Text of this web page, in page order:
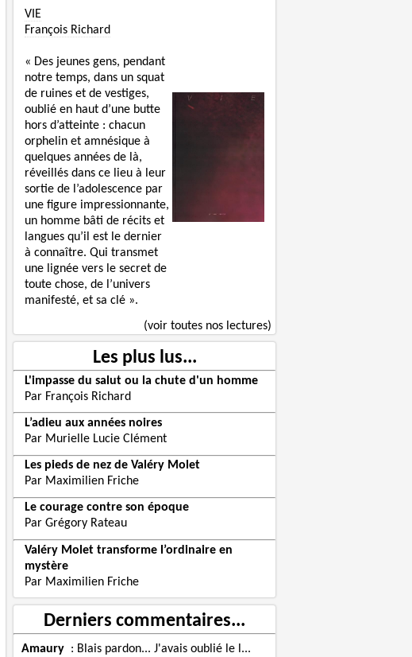
VIE
François Richard
« Des jeunes gens, pendant
notre temps, dans un squat
de ruines et de vestiges,
oublié en haut d’une butte
hors d’atteinte : chacun
orphelin et amnésique à
quelques années de là,
réveillés dans ce lieu à leur
sortie de l’adolescence par
une figure impressionnante,
un homme bâti de récits et
langues qu’il est le dernier
à connaître. Qui transmet
une lignée vers le secret de
toute chose, de l’univers
manifesté, et sa clé ».
(voir toutes nos lectures)
Les plus lus...
L'impasse du salut ou la chute d'un homme
Par François Richard
L’adieu aux années noires
Par Murielle Lucie Clément
Les pieds de nez de Valéry Molet
Par Maximilien Friche
Le courage contre son époque
Par Grégory Rateau
Valéry Molet transforme l’ordinaire en
mystère
Par Maximilien Friche
Derniers commentaires...
Amaury : Blais pardon... J'avais oublié le l...